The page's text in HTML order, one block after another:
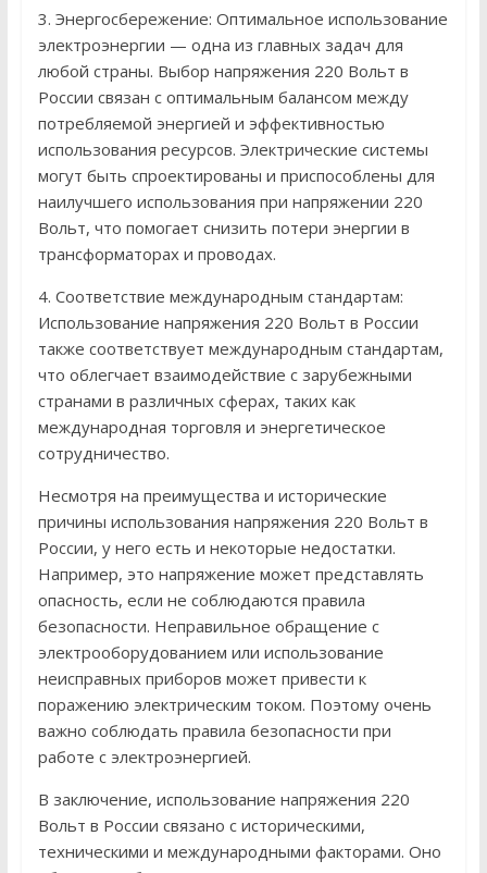
3. Энергосбережение: Оптимальное использование
электроэнергии — одна из главных задач для
любой страны. Выбор напряжения 220 Вольт в
России связан с оптимальным балансом между
потребляемой энергией и эффективностью
использования ресурсов. Электрические системы
могут быть спроектированы и приспособлены для
наилучшего использования при напряжении 220
Вольт, что помогает снизить потери энергии в
трансформаторах и проводах.
4. Соответствие международным стандартам:
Использование напряжения 220 Вольт в России
также соответствует международным стандартам,
что облегчает взаимодействие с зарубежными
странами в различных сферах, таких как
международная торговля и энергетическое
сотрудничество.
Несмотря на преимущества и исторические
причины использования напряжения 220 Вольт в
России, у него есть и некоторые недостатки.
Например, это напряжение может представлять
опасность, если не соблюдаются правила
безопасности. Неправильное обращение с
электрооборудованием или использование
неисправных приборов может привести к
поражению электрическим током. Поэтому очень
важно соблюдать правила безопасности при
работе с электроэнергией.
В заключение, использование напряжения 220
Вольт в России связано с историческими,
техническими и международными факторами. Оно